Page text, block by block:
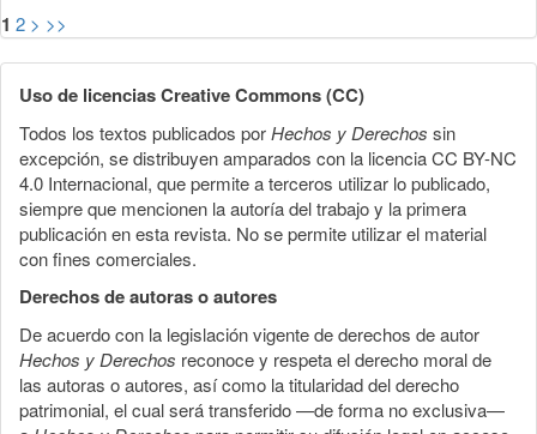
1 2 > >>
Uso de licencias Creative Commons (CC)
Todos los textos publicados porHechos y Derechos sin
excepción, se distribuyen amparados con la licencia CC BY-NC
4.0 Internacional, que permite a terceros utilizar lo publicado,
siempre que mencionen la autoría del trabajo y la primera
publicación en esta revista. No se permite utilizar el material
con fines comerciales.
Derechos de autoras o autores
De acuerdo con la legislación vigente de derechos de autor
Hechos y Derechos reconoce y respeta el derecho moral de
las autoras o autores, así como la titularidad del derecho
patrimonial, el cual será transferido —de forma no exclusiva—